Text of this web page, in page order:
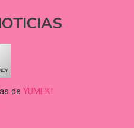
de YUMEKI